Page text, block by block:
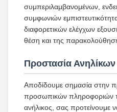
συμπεριλαμβανομένων,
συμφωνιών
διαφορετικών ελέγχων
θέση και της
Προστασία Ανηλίκων
Αποδίδουμε σημασία στην
προσωπικών πληροφοριών
ανήλικος, σας προτείνουμε